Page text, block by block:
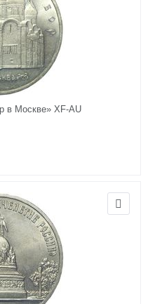
в Москве» XF-AU